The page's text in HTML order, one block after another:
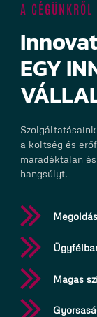
A CÉGÜNKRŐL
EGY
a költség és
maradéktalan
hangsúlyt.
Magas